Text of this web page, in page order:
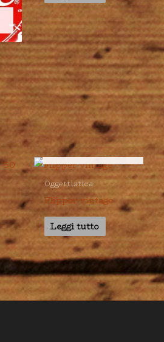
ESAURITO
Oggettistica
Flipper vintage
Leggi tutto